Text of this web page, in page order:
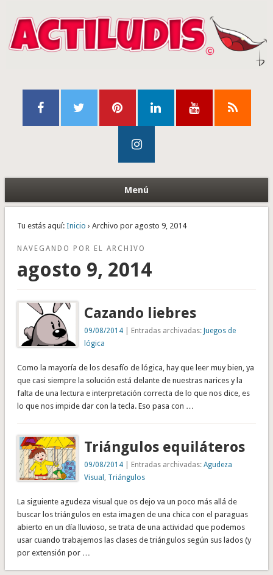
Menú
Tu estás aquí: Inicio › Archivo por agosto 9, 2014
NAVEGANDO POR EL ARCHIVO
agosto 9, 2014
Cazando liebres
09/08/2014 | Entradas archivadas:Juegos de
lógica
Como la mayoría de los desafío de lógica, hay que leer muy bien, ya
que casi siempre la solución está delante de nuestras narices y la
falta de una lectura e interpretación correcta de lo que nos dice, es
lo que nos impide dar con la tecla. Eso pasa con …
Triángulos equiláteros
09/08/2014 | Entradas archivadas:Agudeza
Visual
Triángulos
La siguiente agudeza visual que os dejo va un poco más allá de
buscar los triángulos en esta imagen de una chica con el paraguas
abierto en un día lluvioso, se trata de una actividad que podemos
usar cuando trabajemos las clases de triángulos según sus lados (y
por extensión por …